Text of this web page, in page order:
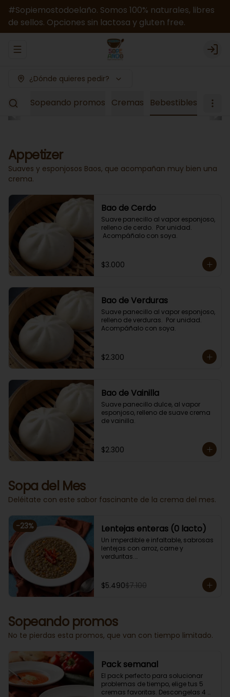
#Sopiemostodoelaño. Somos 100% naturales, libres
de sellos. Opciones sin lactosa y gluten free.
Abrir menu de navegación Login
¿Dónde quieres pedir?
Mes Sopeando promos Cremas Bebestibles
Appetizer
Suaves y esponjosos Baos, que acompañan muy bien una
crema.
Bao de Cerdo
Suave panecillo al vapor esponjoso,
relleno de cerdo.  Por unidad.
Acompáñalo con soya.
$3.000
Bao de Verduras
Suave panecillo al vapor esponjoso,
relleno de verduras.  Por unidad.
Acompáñalo con soya.
$2.300
Bao de Vainilla
Suave panecillo dulce, al vapor
esponjoso, relleno de suave crema
de vainilla.
$2.300
Sopa del Mes
Deléitate con este sabor fascinante de la crema del mes.
-23% Lentejas enteras (0 lacto)
Un imperdible e infaltable, sabrosas
lentejas con arroz, carne y
verduritas.
$5.490$7.100
Sopeando promos
No te pierdas esta promos, que van con tiempo limitado.
Pack semanal
El pack perfecto para solucionar
problemas de tiempo, elige tus 5
cremas favoritas. Descongelas 4